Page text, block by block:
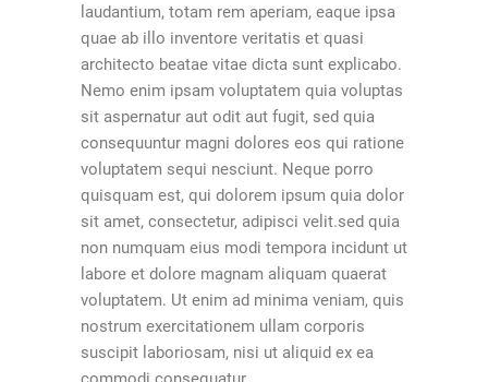
laudantium, totam rem aperiam, eaque ipsa
quae ab illo inventore veritatis et quasi
architecto beatae vitae dicta sunt explicabo.
Nemo enim ipsam voluptatem quia voluptas
sit aspernatur aut odit aut fugit, sed quia
consequuntur magni dolores eos qui ratione
voluptatem sequi nesciunt. Neque porro
quisquam est, qui dolorem ipsum quia dolor
sit amet, consectetur, adipisci velit.sed quia
non numquam eius modi tempora incidunt ut
labore et dolore magnam aliquam quaerat
voluptatem. Ut enim ad minima veniam, quis
nostrum exercitationem ullam corporis
suscipit laboriosam, nisi ut aliquid ex ea